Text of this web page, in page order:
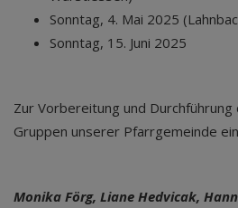
Sonntag, 4. Mai 2025
Sonntag, 15. Juni 2025
Zur Vorbereitung und
Gruppen unserer Pfarrgemeinde
Monika Förg, Liane Hedvicak,